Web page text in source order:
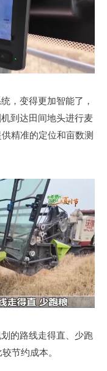
，变得更加智能了，
到达田间地头进行麦
精准的定位和亩数测
的路线走得直、少跑
节约成本。